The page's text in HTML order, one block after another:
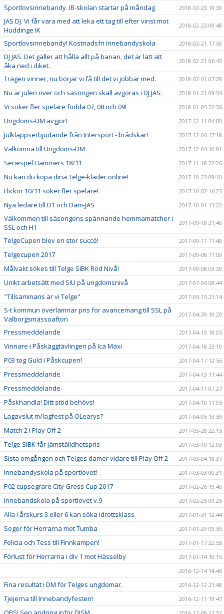
Sportlovsinnebandy. IB-skolan startar på måndag 2018-02-23 19:30
JAS DJ. Vi får vara med att leka ett tag till efter vinst mot
Huddinge IK
2018-02-23 09:48
Sportlovsinnebandy! Kostnadsfri innebandyskola 2018-02-21 17:50
DJ JAS. Det gäller att hålla allt på banan, det är lätt att
åka ned i diket.
2018-02-21 06:43
Trägen vinner, nu börjar vi få till det vi jobbar med. 2018-02-01 07:28
Nu är julen över och säsongen skall avgöras i DJ JAS. 2018-01-21 09:54
Vi söker fler spelare födda 07, 08 och 09! 2018-01-05 22:36
Ungdoms-DM avgjort 2017-12-11 04:00
Julklappserbjudande från Intersport - brådskar! 2017-12-06 17:18
Välkomna till Ungdoms-DM 2017-12-04 10:01
Seriespel Hammers 18/11 2017-11-18 22:26
Nu kan du köpa dina Telge-kläder online! 2017-10-23 09:10
Flickor 10/11 söker fler spelare! 2017-10-02 16:25
Nya ledare till D1 och Dam-JAS 2017-10-01 13:22
Välkommen till säsongens spännande hemmamatcher i
SSL och H1
2017-09-18 21:40
TelgeCupen blev en stor succé! 2017-09-11 11:40
Telgecupen 2017 2017-09-08 11:00
Målvakt sökes till Telge SIBK Röd Nivå! 2017-09-08 09:30
Unikt arbetsätt med SIU på ungdomsnivå 2017-07-06 08:44
"Tillsammans är vi Telge" 2017-05-15 21:14
S-t kommun överlämnar pris för avancemang till SSL på
Valborgsmässoafton
2017-04-30 10:20
Pressmeddelande 2017-04-19 18:05
Vinnare i Påskäggtävlingen på Ica Maxi 2017-04-18 23:10
P03 tog Guld i Påskcupen! 2017-04-17 12:56
Pressmeddelande 2017-04-13 11:44
Pressmeddelande 2017-04-11 07:27
Påskhandla! Ditt stöd behövs! 2017-04-10 11:05
Lagavslut m/lagfest på OLearys? 2017-04-05 13:59
Match 2 i Play Off 2 2017-03-28 22:15
Telge SIBK får jämställdhetspris 2017-03-10 12:03
Sista omgången och Telges damer vidare till Play Off 2 2017-03-04 18:37
Innebandyskola på sportlovet! 2017-03-03 00:31
P02 cupsegrare City Gross Cup 2017 2017-02-26 19:40
Innebandskola på sportlovet v.9 2017-02-25 09:25
Alla i årskurs 3 eller 6 kan söka idrottsklass 2017-01-31 12:44
Seger för Herrarna mot Tumba 2017-01-29 09:59
Felicia och Tess till Finnkampen! 2017-01-17 22:55
Förlust för Herrarna i div 1 mot Hässelby
2017-01-14 10:15
2016-12-14 14:46
Fina resultat i DM för Telges ungdomar. 2016-12-12 21:48
Tjejerna till Innebandyfesten! 2016-12-11 19:47